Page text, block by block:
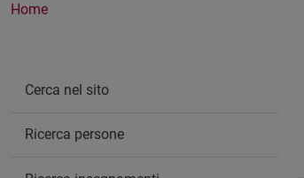
Home
Cerca nel sito
Ricerca persone